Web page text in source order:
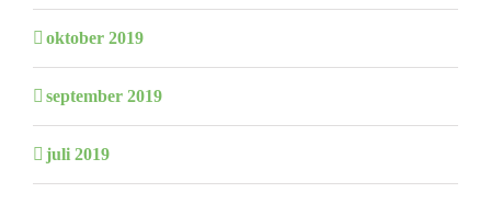
oktober 2019
september 2019
juli 2019